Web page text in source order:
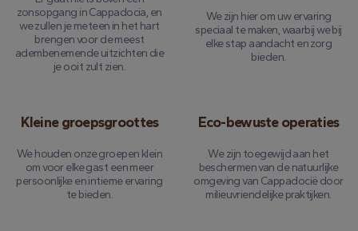
zonsopgang in Cappadocia, en
we zullen je meteen in het hart
brengen voor de meest
adembenemende uitzichten die
je ooit zult zien.
We zijn hier om uw ervaring
speciaal te maken, waarbij we bij
elke stap aandacht en zorg
bieden.
Kleine groepsgroottes
We houden onze groepen klein
om voor elke gast een meer
persoonlijke en intieme ervaring
te bieden.
Eco-bewuste operaties
We zijn toegewijd aan het
beschermen van de natuurlijke
omgeving van Cappadocië door
milieuvriendelijke praktijken.